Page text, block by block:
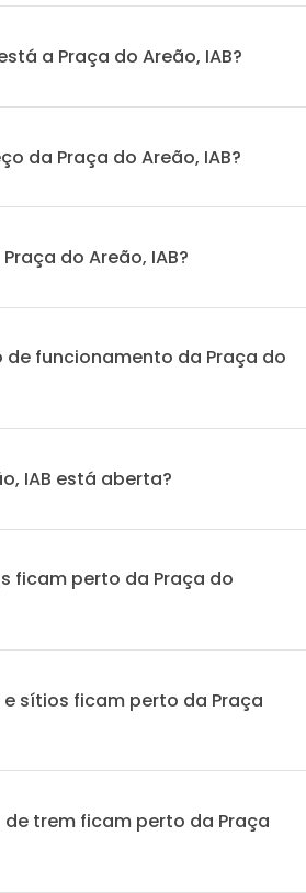
a Praça do Areão, IAB?
da Praça do Areão, IAB?
do Areão, IAB?
de funcionamento da Praça do
IAB está aberta?
ficam perto da Praça do
e sítios ficam perto da Praça
trem ficam perto da Praça